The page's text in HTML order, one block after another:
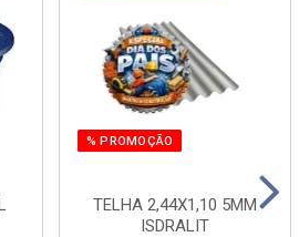
% PROMOÇÃO
TELHA 2,44X1,10 5MM
ISDRALIT